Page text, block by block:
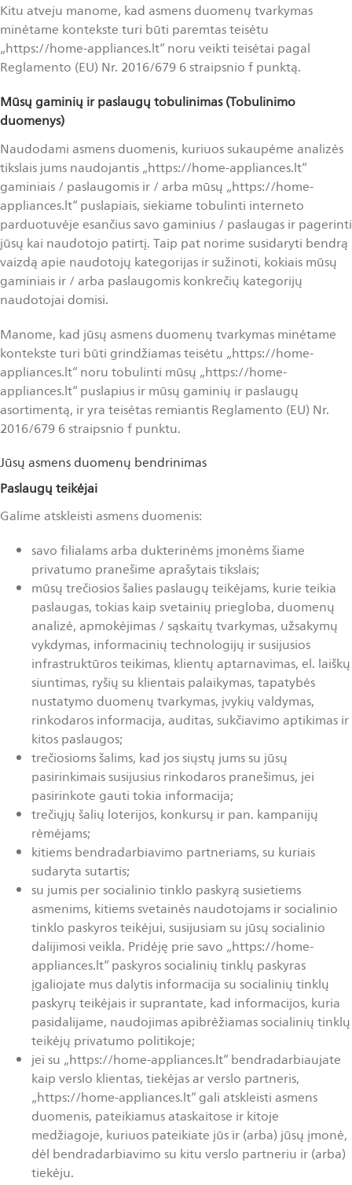
Kitu atveju manome, kad asmens duomenų tvarkymas
minėtame kontekste turi būti paremtas teisėtu
„https://home-appliances.lt“ noru veikti teisėtai pagal
Reglamento (EU) Nr. 2016/679 6 straipsnio f punktą.
Mūsų gaminių ir paslaugų tobulinimas (Tobulinimo
duomenys)
Naudodami asmens duomenis, kuriuos sukaupėme analizės
tikslais jums naudojantis „https://home-appliances.lt“
gaminiais / paslaugomis ir / arba mūsų „https://home-
appliances.lt“ puslapiais, siekiame tobulinti interneto
parduotuvėje esančius savo gaminius / paslaugas ir pagerinti
jūsų kai naudotojo patirtį. Taip pat norime susidaryti bendrą
vaizdą apie naudotojų kategorijas ir sužinoti, kokiais mūsų
gaminiais ir / arba paslaugomis konkrečių kategorijų
naudotojai domisi.
Manome, kad jūsų asmens duomenų tvarkymas minėtame
kontekste turi būti grindžiamas teisėtu „https://home-
appliances.lt“ noru tobulinti mūsų „https://home-
appliances.lt“ puslapius ir mūsų gaminių ir paslaugų
asortimentą, ir yra teisėtas remiantis Reglamento (EU) Nr.
2016/679 6 straipsnio f punktu.
Jūsų asmens duomenų bendrinimas
Paslaugų teikėjai
Galime atskleisti asmens duomenis:
savo filialams arba dukterinėms įmonėms šiame
privatumo pranešime aprašytais tikslais;
mūsų trečiosios šalies paslaugų teikėjams, kurie teikia
paslaugas, tokias kaip svetainių priegloba, duomenų
analizė, apmokėjimas / sąskaitų tvarkymas, užsakymų
vykdymas, informacinių technologijų ir susijusios
infrastruktūros teikimas, klientų aptarnavimas, el. laiškų
siuntimas, ryšių su klientais palaikymas, tapatybės
nustatymo duomenų tvarkymas, įvykių valdymas,
rinkodaros informacija, auditas, sukčiavimo aptikimas ir
kitos paslaugos;
trečiosioms šalims, kad jos siųstų jums su jūsų
pasirinkimais susijusius rinkodaros pranešimus, jei
pasirinkote gauti tokia informacija;
trečiųjų šalių loterijos, konkursų ir pan. kampanijų
rėmėjams;
kitiems bendradarbiavimo partneriams, su kuriais
sudaryta sutartis;
su jumis per socialinio tinklo paskyrą susietiems
asmenims, kitiems svetainės naudotojams ir socialinio
tinklo paskyros teikėjui, susijusiam su jūsų socialinio
dalijimosi veikla. Pridėję prie savo „https://home-
appliances.lt“ paskyros socialinių tinklų paskyras
įgaliojate mus dalytis informacija su socialinių tinklų
paskyrų teikėjais ir suprantate, kad informacijos, kuria
pasidalijame, naudojimas apibrėžiamas socialinių tinklų
teikėjų privatumo politikoje;
jei su „https://home-appliances.lt“ bendradarbiaujate
kaip verslo klientas, tiekėjas ar verslo partneris,
„https://home-appliances.lt“ gali atskleisti asmens
duomenis, pateikiamus ataskaitose ir kitoje
medžiagoje, kuriuos pateikiate jūs ir (arba) jūsų įmonė,
dėl bendradarbiavimo su kitu verslo partneriu ir (arba)
tiekėju.